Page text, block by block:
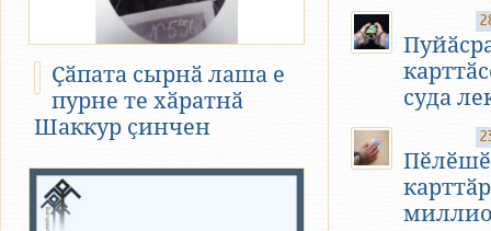
Ҫӑпата сырнӑ лаша е
пурне те хӑратнӑ
Шаккур ҫинчен
суда
Пӗлӗшӗ